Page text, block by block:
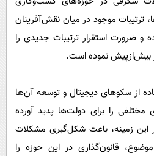
ترتیبات موجود در میان نقش‌آفرینان
ضرورت استقرار ترتیبات جدیدی را
بیش‌ازپیش نموده است.
از سکوهای دیجیتال و توسعه آن‌ها
را برای دولت‌ها پدید آورده
زمینه، باعث شکل‌گیری مشکلات
قانون‌گذاری در این حوزه را